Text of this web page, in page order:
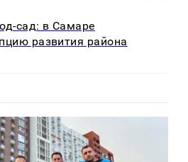
сад: в Самаре
развития района